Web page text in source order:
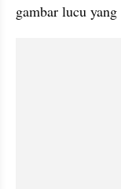
gambar lucu